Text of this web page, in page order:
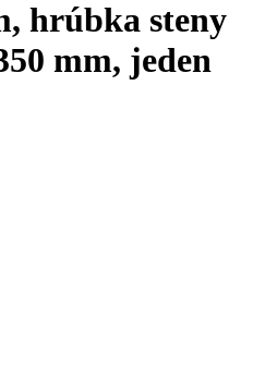
hrúbka steny
mm, jeden